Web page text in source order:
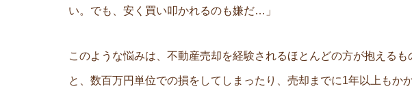
い。でも、安く買い叩かれるのも嫌だ…」
このような悩みは、不動産売却を経験されるほとんどの方が抱える
と、数百万円単位での損をしてしまったり、売却までに1年以上も